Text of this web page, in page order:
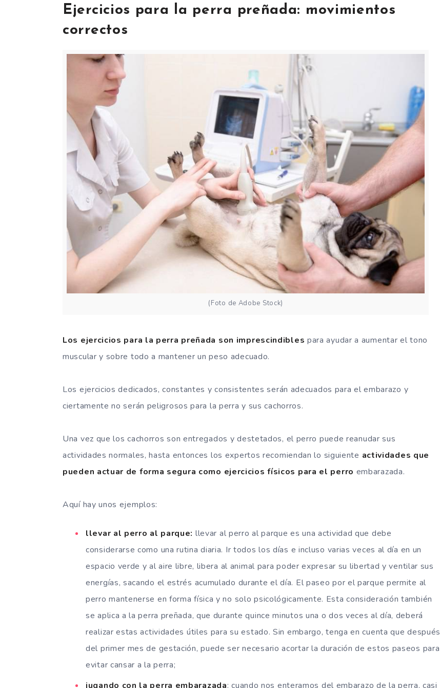
Ejercicios para la perra preñada: movimientos
correctos
(Foto de Adobe Stock)
Los ejercicios para la perra preñada son imprescindibles para ayudar a aumentar el tono
muscular y sobre todo a mantener un peso adecuado.
Los ejercicios dedicados, constantes y consistentes serán adecuados para el embarazo y
ciertamente no serán peligrosos para la perra y sus cachorros.
Una vez que los cachorros son entregados y destetados, el perro puede reanudar sus
actividades normales, hasta entonces los expertos recomiendan lo siguiente actividades que
pueden actuar de forma segura como ejercicios físicos para el perro embarazada.
Aquí hay unos ejemplos:
llevar al perro al parque: llevar al perro al parque es una actividad que debe
considerarse como una rutina diaria. Ir todos los días e incluso varias veces al día en un
espacio verde y al aire libre, libera al animal para poder expresar su libertad y ventilar sus
energías, sacando el estrés acumulado durante el día. El paseo por el parque permite al
perro mantenerse en forma física y no solo psicológicamente. Esta consideración también
se aplica a la perra preñada, que durante quince minutos una o dos veces al día, deberá
realizar estas actividades útiles para su estado. Sin embargo, tenga en cuenta que después
del primer mes de gestación, puede ser necesario acortar la duración de estos paseos para
evitar cansar a la perra;
jugando con la perra embarazada: cuando nos enteramos del embarazo de la perra, casi